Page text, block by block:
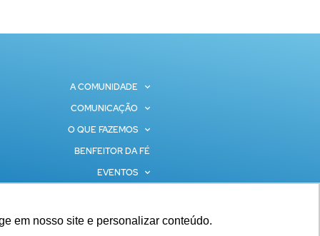
em nosso site e personalizar conteúdo.
A COMUNIDADE
COMUNICAÇÃO
O QUE FAZEMOS
BENFEITOR DA FÉ
EVENTOS